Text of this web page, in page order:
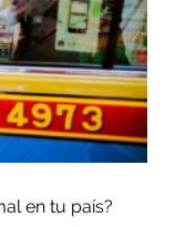
en tu país?